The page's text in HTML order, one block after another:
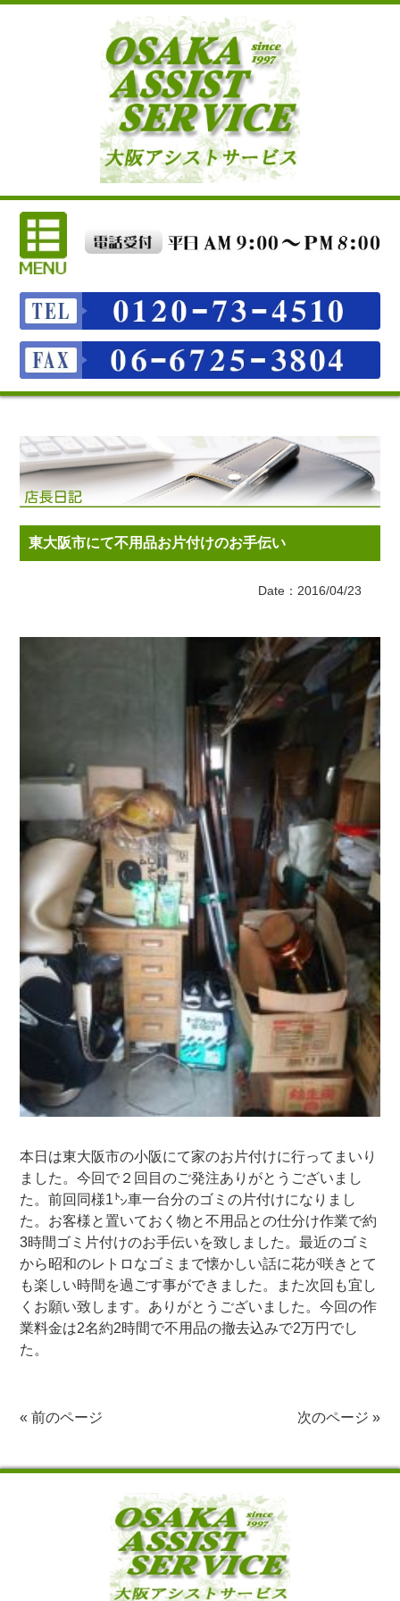
東大阪市にて不用品お片付けのお手伝い
Date：2016/04/23
本日は東大阪市の小阪にて家のお片付けに行ってまいり
ました。今回で２回目のご発注ありがとうございまし
た。前回同様1㌧車一台分のゴミの片付けになりまし
た。お客様と置いておく物と不用品との仕分け作業で約
3時間ゴミ片付けのお手伝いを致しました。最近のゴミ
から昭和のレトロなゴミまで懐かしい話に花が咲きとて
も楽しい時間を過ごす事ができました。また次回も宜し
くお願い致します。ありがとうございました。今回の作
業料金は2名約2時間で不用品の撤去込みで2万円でし
た。
«前のページ 次のページ »